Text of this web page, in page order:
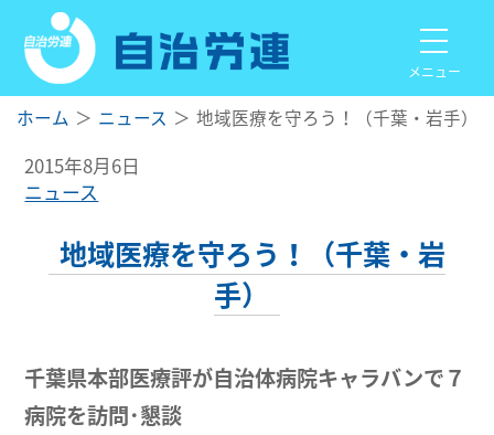
メニュー
ホーム ニュース 地域医療を守ろう！（千葉・岩手）
2015年8月6日
ニュース
地域医療を守ろう！（千葉・岩
手）
千葉県本部医療評が自治体病院キャラバンで７
病院を訪問･懇談